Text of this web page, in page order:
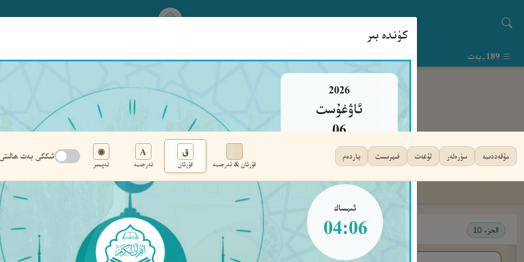
كۈندە بىر
2026
ئاۋغۇست
06
پەيشەنبە
ئىمساك
04:06
مۇقەددىمە سۈرەلەر لۇغەت فىھرىست ياردەم
قۇرئان & تەرجىمە
ق
قۇرئان
A
تەرجىمە
◉
تەپسىر
ئىككى بەت ھالىتى
تەڭشەك
الجزء 10 ‹ ‹ ١٨٩ › ›